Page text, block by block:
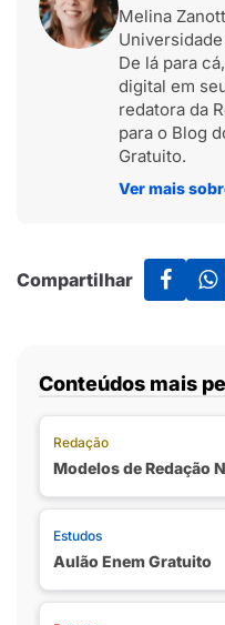
Melina
De lá para
digital em
redatora da
para o Blog
Gratuito.
Ver mais
Compartilhar
Conteúdos mais
Redação
Modelos de Redação
Estudos
Aulão Enem Gratuito